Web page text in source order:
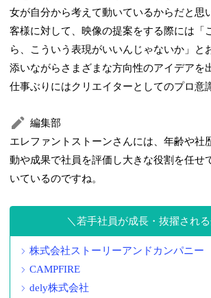
女が自分から考えて動いているからだと思
客様に対して、映像の提案をする際には「
ら、こういう表現がいいんじゃないか」と
添いながらさまざまな方向性のアイデアを
仕事ぶりにはクリエイターとしてのプロ意
編集部
エレファントストーンさんには、年齢や社
動や成果で社員を評価し大きな役割を任せ
いているのですね。
若手社員が成長・抜擢され
株式会社ストーリーアンドカンパニー
CAMPFIRE
dely株式会社